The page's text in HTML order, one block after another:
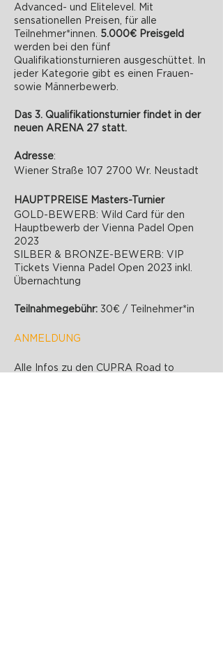
Advanced- und Elitelevel. Mit
sensationellen Preisen, für alle
Teilnehmer*innen. 5.000€ Preisgeld
werden bei den fünf
Qualifikationsturnieren ausgeschüttet. In
jeder Kategorie gibt es einen Frauen-
sowie Männerbewerb.
Das 3. Qualifikationsturnier findet in der
neuen ARENA 27 statt.
Adresse:
Wiener Straße 107 2700 Wr. Neustadt
HAUPTPREISE Masters-Turnier
GOLD-BEWERB: Wild Card für den
Hauptbewerb der Vienna Padel Open
2023
SILBER & BRONZE-BEWERB: VIP
Tickets Vienna Padel Open 2023 inkl.
Übernachtung
Teilnahmegebühr: 30€ / Teilnehmer*in
ANMELDUNG
Alle Infos zu den CUPRA Road to